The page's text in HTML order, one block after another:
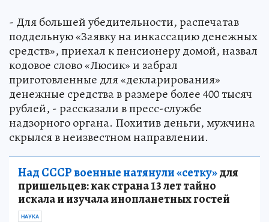
- Для большей убедительности, распечатав
поддельную «Заявку на инкассацию денежных
средств», приехал к пенсионеру домой, назвал
кодовое слово «Люсик» и забрал
приготовленные для «декларирования»
денежные средства в размере более 400 тысяч
рублей, - рассказали в пресс-службе
надзорного органа. Похитив деньги, мужчина
скрылся в неизвестном направлении.
Над СССР военные натянули «сетку»для
пришельцев: как страна 13 лет тайно
искала и изучала инопланетных гостей
НАУКА